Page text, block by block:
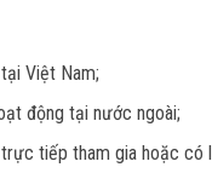
Việt Nam;
động tại nước ngoài;
tiếp tham gia hoặc